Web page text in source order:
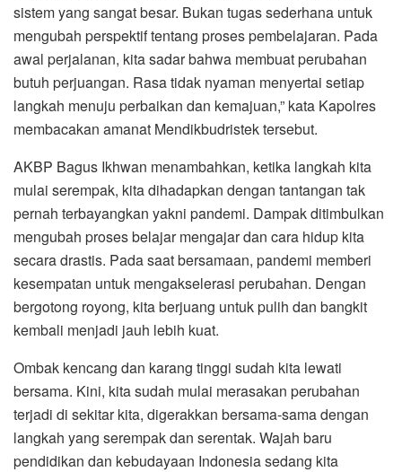
sistem yang sangat besar. Bukan tugas sederhana untuk
mengubah perspektif tentang proses pembelajaran. Pada
awal perjalanan, kita sadar bahwa membuat perubahan
butuh perjuangan. Rasa tidak nyaman menyertai setiap
langkah menuju perbaikan dan kemajuan,” kata Kapolres
membacakan amanat Mendikbudristek tersebut.
AKBP Bagus Ikhwan menambahkan, ketika langkah kita
mulai serempak, kita dihadapkan dengan tantangan tak
pernah terbayangkan yakni pandemi. Dampak ditimbulkan
mengubah proses belajar mengajar dan cara hidup kita
secara drastis. Pada saat bersamaan, pandemi memberi
kesempatan untuk mengakselerasi perubahan. Dengan
bergotong royong, kita berjuang untuk pulih dan bangkit
kembali menjadi jauh lebih kuat.
Ombak kencang dan karang tinggi sudah kita lewati
bersama. Kini, kita sudah mulai merasakan perubahan
terjadi di sekitar kita, digerakkan bersama-sama dengan
langkah yang serempak dan serentak. Wajah baru
pendidikan dan kebudayaan Indonesia sedang kita